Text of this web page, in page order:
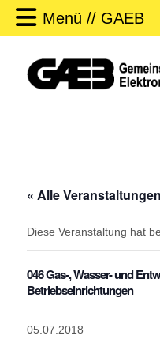
Menü // GAEB
« Alle Veranstaltungen
Diese Veranstaltung hat
046 Gas-, Wasser- und
Betriebseinrichtungen
05.07.2018